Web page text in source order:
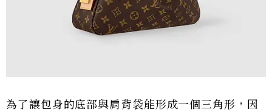
為了讓包身的底部與肩背袋能形成一個三角形，因